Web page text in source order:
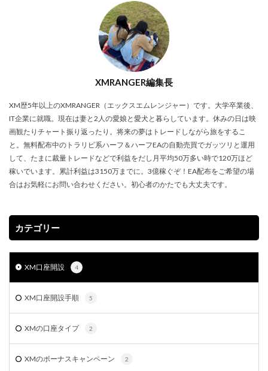
XMRANGER編集長
XM歴5年以上のXMRANGER（エックスエムレンジャー）です。大学卒業後、
IT企業に就職。現在は妻と2人の愛娘と愛犬と暮らしています。休みの日は映
画観たりチャート振り返ったり。将来の夢はトレードしながら旅をするこ
と。無料配布中のトラリピ系ハーフ＆ハーフEAの自動売買でガッツリと運用
して、たまに裁量トレードなどで利益をだし月平均50万多い時で120万ほど
稼いでいます。累計利益は3150万までに。3億稼ぐぞ！EA配布をご希望の場
合はお気軽にお問い合わせください。初心者のかたでも大丈夫です。
カテゴリー
XM口座開設 4
XM口座開設手順 5
XMの口座タイプ 2
XMのボーナスキャンペーン 2